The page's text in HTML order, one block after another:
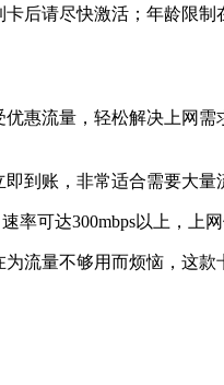
后请尽快激活；年龄限
惠流量，轻松解决上网
到账，非常适合需要大量
可达300mbps以上，上网
流量不够用而烦恼，这